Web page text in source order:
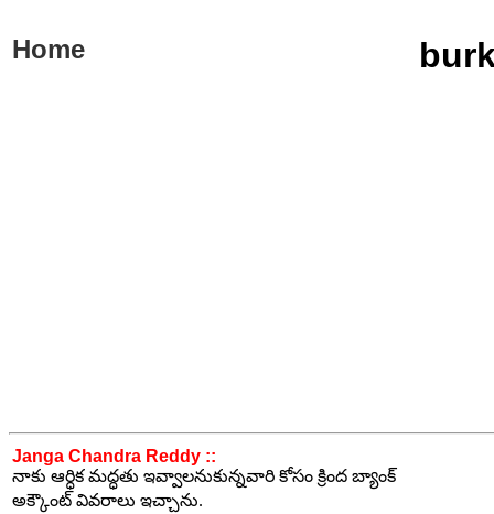
Home
Janga Chandra Reddy ::
నాకు ఆర్ధిక మద్ధతు ఇవ్వాలనుకున్నవారి కోసం క్రింద బ్యాంక్
అక్కౌంట్ వివరాలు ఇచ్చాను.